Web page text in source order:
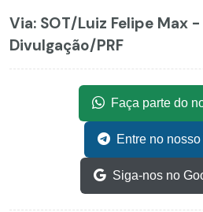
Via: SOT/Luiz Felipe Max -
Divulgação/PRF
Faça parte do
Entre no
Siga-nos no